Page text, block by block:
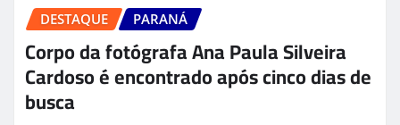
DESTAQUE PARANÁ
Corpo da fotógrafa Ana Paula Silveira
Cardoso é encontrado após cinco dias de
busca